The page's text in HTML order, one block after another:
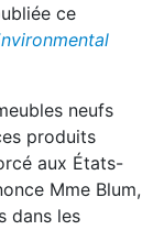
ce
neufs
produits
aux États-
Mme Blum,
dans les